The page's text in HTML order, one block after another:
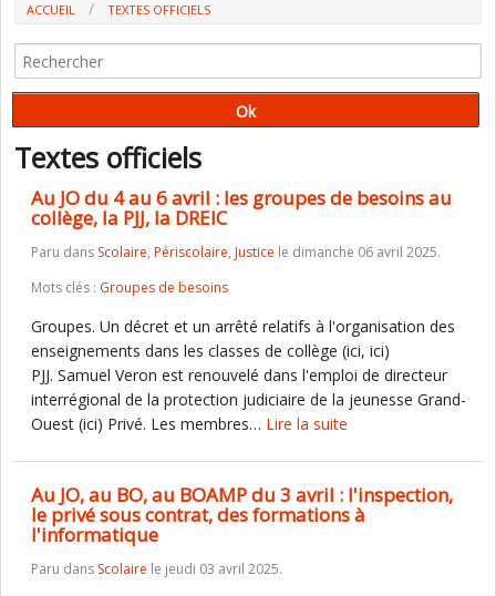
ACCUEIL TEXTES OFFICIELS
Textes officiels
Au JO du 4 au 6 avril : les groupes de besoins au
collège, la PJJ, la DREIC
Paru dans Scolaire, Périscolaire, Justice le dimanche 06 avril 2025.
Mots clés : Groupes de besoins
Groupes. Un décret et un arrêté relatifs à l'organisation des
enseignements dans les classes de collège (ici, ici)
PJJ. Samuel Veron est renouvelé dans l'emploi de directeur
interrégional de la protection judiciaire de la jeunesse Grand-
Ouest (ici) Privé. Les membres… Lire la suite
Au JO, au BO, au BOAMP du 3 avril : l'inspection,
le privé sous contrat, des formations à
l'informatique
Paru dans Scolaire le jeudi 03 avril 2025.